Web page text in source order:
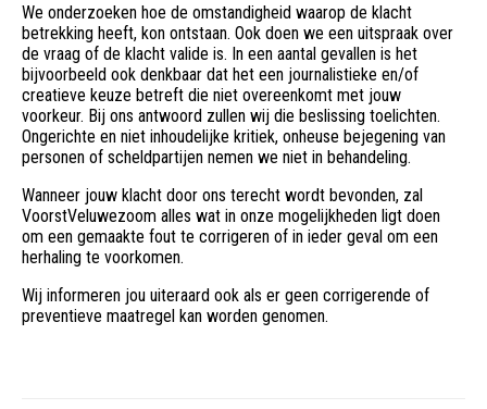
We onderzoeken hoe de omstandigheid waarop de klacht
betrekking heeft, kon ontstaan. Ook doen we een uitspraak over
de vraag of de klacht valide is. In een aantal gevallen is het
bijvoorbeeld ook denkbaar dat het een journalistieke en/of
creatieve keuze betreft die niet overeenkomt met jouw
voorkeur. Bij ons antwoord zullen wij die beslissing toelichten.
Ongerichte en niet inhoudelijke kritiek, onheuse bejegening van
personen of scheldpartijen nemen we niet in behandeling.
Wanneer jouw klacht door ons terecht wordt bevonden, zal
VoorstVeluwezoom alles wat in onze mogelijkheden ligt doen
om een gemaakte fout te corrigeren of in ieder geval om een
herhaling te voorkomen.
Wij informeren jou uiteraard ook als er geen corrigerende of
preventieve maatregel kan worden genomen.